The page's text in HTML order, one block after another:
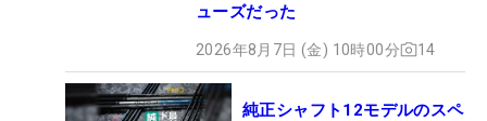
ューズだった
2026年8月7日 (金) 10時00分 14
純正シャフト12モデルのスペ